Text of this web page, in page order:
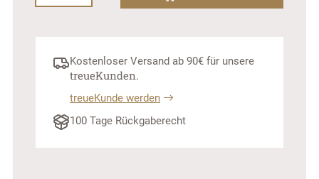
Kostenloser Versand ab 90€ für unsere
treue­Kunden.
treueKunde werden
100 Tage Rückgaberecht